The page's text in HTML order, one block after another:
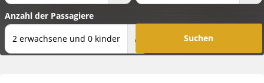
Anzahl der Passagiere
2 erwachsene und 0 kinder